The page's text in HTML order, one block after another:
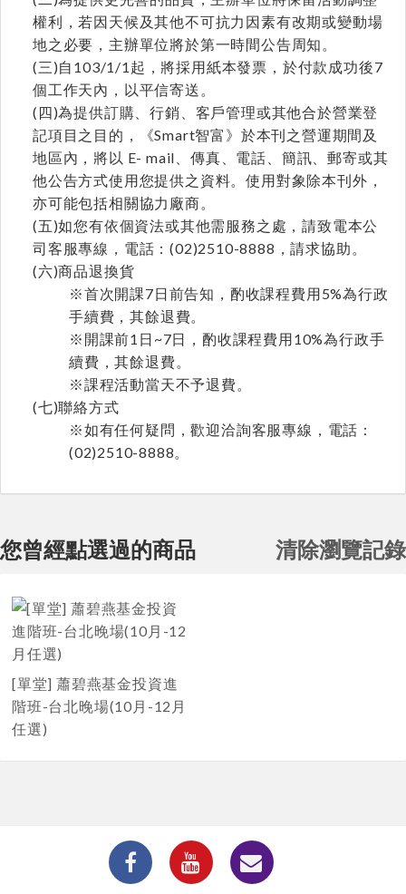
權利，若因天候及其他不可抗力因素有改期或變動場
地之必要，主辦單位將於第一時間公告周知。
(三)自103/1/1起，將採用紙本發票，於付款成功後7
個工作天內，以平信寄送。
(四)為提供訂購、行銷、客戶管理或其他合於營業登
記項目之目的，《Smart智富》於本刊之營運期間及
地區內，將以 E- mail、傳真、電話、簡訊、郵寄或其
他公告方式使用您提供之資料。使用對象除本刊外，
亦可能包括相關協力廠商。
(五)如您有依個資法或其他需服務之處，請致電本公
司客服專線，電話：(02)2510-8888，請求協助。
(六)商品退換貨
※首次開課7日前告知，酌收課程費用5%為行政
手續費，其餘退費。
※開課前1日~7日，酌收課程費用10%為行政手
續費，其餘退費。
※課程活動當天不予退費。
(七)聯絡方式
※如有任何疑問，歡迎洽詢客服專線，電話：
(02)2510-8888。
您曾經點選過的商品 清除瀏覽記錄
[單堂] 蕭碧燕基金投資進
階班-台北晚場(10月-12月
任選)